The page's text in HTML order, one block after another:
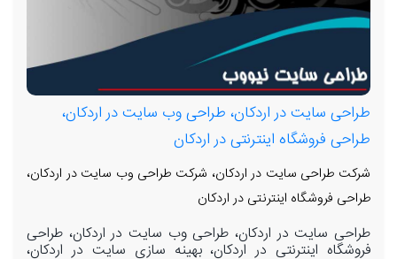
طراحی سایت در اردکان، طراحی وب سایت در اردکان،
طراحی فروشگاه اینترنتی در اردکان
شرکت طراحی سایت در اردکان، شرکت طراحی وب سایت در اردکان،
طراحی فروشگاه اینترنتی در اردکان
طراحی سایت در اردکان، طراحی وب سایت در اردکان، طراحی
فروشگاه اینترنتی در اردکان، بهینه سازی سایت در اردکان،